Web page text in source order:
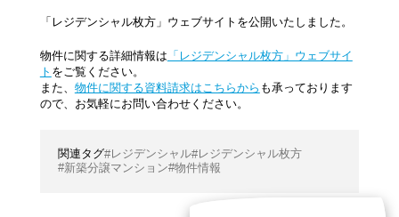
「レジデンシャル枚方」ウェブサイトを公開いたしました。
物件に関する詳細情報は 「レジデンシャル枚方」ウェブサイ
ト をご覧ください。
また、 物件に関する資料請求はこちらから も承っております
ので、お気軽にお問い合わせください。
レジデンシャル レジデンシャル枚方
新築分譲マンション 物件情報